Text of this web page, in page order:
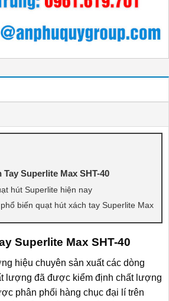
Tay Superlite Max SHT-40
hút Superlite hiện nay
biến quạt hút xách tay Superlite Max
Superlite Max SHT-40
hiệu chuyên sản xuất các dòng
lượng đã được kiểm định chất lượng
phân phối hàng chục đại lí trên